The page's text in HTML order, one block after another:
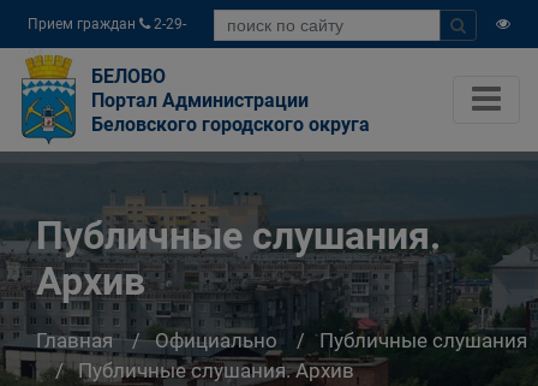
Прием граждан
2-29-
04
БЕЛОВО
Портал Администрации
Беловского городского округа
Публичные слушания.
Архив
Главная Официально
Публичные слушания
Публичные слушания. Архив